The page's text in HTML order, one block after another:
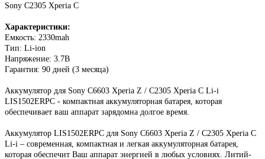
Sony С2305 Xperia C
Характеристики:
Емкость: 2330mah
Тип: Li-ion
Напряжение: 3.7В
Гарантия: 90 дней (3 месяца)
Аккумулятор для Sony C6603 Xperia Z / С2305 Xperia C Li-i
LIS1502ERPC - компактная аккумуляторная батарея, которая
обеспечивает ваш аппарат зарядомна долгое время.
Аккумулятор LIS1502ERPC для Sony C6603 Xperia Z / С2305 Xperia C
Li-i – современная, компактная и легкая аккумуляторная батарея,
которая обеспечит Ваш аппарат энергией в любых условиях. Литий-